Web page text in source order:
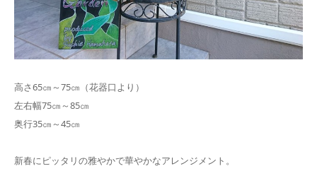
高さ65㎝～75㎝（花器口より）
左右幅75㎝～85㎝
奥行35㎝～45㎝
新春にピッタリの雅やかで華やかなアレンジメント。